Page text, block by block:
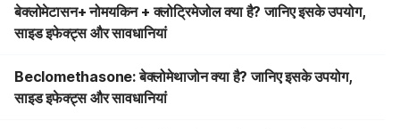
बेक्लोमेटासन+ नोमयकिन + क्लोट्रिमेजोल क्या है? जानिए इसके उपयोग,
साइड इफेक्ट्स और सावधानियां
Beclomethasone: बेक्लोमेथाजोन क्या है? जानिए इसके उपयोग,
साइड इफेक्ट्स और सावधानियां